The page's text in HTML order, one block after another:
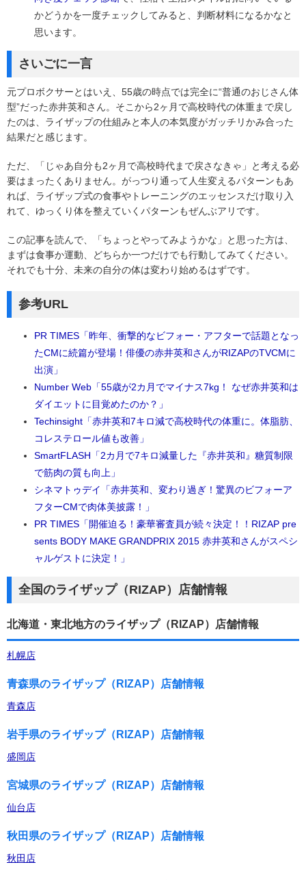
かどうかを一度チェックしてみると、判断材料になるかなと
思います。
さいごに一言
元プロボクサーとはいえ、55歳の時点では完全に“普通のおじさん体
型”だった赤井英和さん。そこから2ヶ月で高校時代の体重まで戻し
たのは、ライザップの仕組みと本人の本気度がガッチリかみ合った
結果だと感じます。
ただ、「じゃあ自分も2ヶ月で高校時代まで戻さなきゃ」と考える必
要はまったくありません。がっつり通って人生変えるパターンもあ
れば、ライザップ式の食事やトレーニングのエッセンスだけ取り入
れて、ゆっくり体を整えていくパターンもぜんぶアリです。
この記事を読んで、「ちょっとやってみようかな」と思った方は、
まずは食事か運動、どちらか一つだけでも行動してみてください。
それでも十分、未来の自分の体は変わり始めるはずです。
参考URL
PR TIMES「昨年、衝撃的なビフォー・アフターで話題となっ
たCMに続篇が登場！俳優の赤井英和さんがRIZAPのTVCMに
出演」
Number Web「55歳が2カ月でマイナス7kg！ なぜ赤井英和は
ダイエットに目覚めたのか？」
Techinsight「赤井英和7キロ減で高校時代の体重に。体脂肪、
コレステロール値も改善」
SmartFLASH「2カ月で7キロ減量した『赤井英和』糖質制限
で筋肉の質も向上」
シネマトゥデイ「赤井英和、変わり過ぎ！驚異のビフォーア
フターCMで肉体美披露！」
PR TIMES「開催迫る！豪華審査員が続々決定！！RIZAP pre
sents BODY MAKE GRANDPRIX 2015 赤井英和さんがスペシ
ャルゲストに決定！」
全国のライザップ（RIZAP）店舗情報
北海道・東北地方のライザップ（RIZAP）店舗情報
札幌店
青森県のライザップ（RIZAP）店舗情報
青森店
岩手県のライザップ（RIZAP）店舗情報
盛岡店
宮城県のライザップ（RIZAP）店舗情報
仙台店
秋田県のライザップ（RIZAP）店舗情報
秋田店